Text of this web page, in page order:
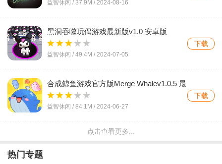
益智休闲 / 37.9M / 2024-08-16
黑洞吞噬玩偶游戏最新版v1.0 安卓版
益智休闲 / 49.4M / 2024-07-05
下载
合成鲸鱼游戏官方版Merge Whalev1.0.5 最
新版
益智休闲 / 84.1M / 2024-06-27
下载
疯狂咸鱼翻身游戏官方版v1.0.3 最新版
点击查看更多...
热门专题